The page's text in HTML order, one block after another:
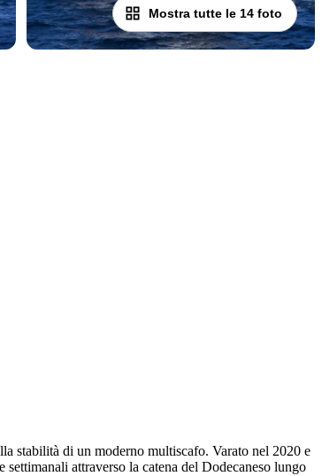
Mostra tutte le 14 foto
stabilità di un moderno multiscafo. Varato nel 2020 e
attraverso la catena del Dodecaneso lungo